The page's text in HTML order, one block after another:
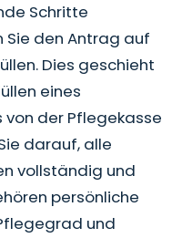
Schritte
Sie den Antrag auf
Dies geschieht
eines
von der Pflegekasse
darauf, alle
vollständig und
persönliche
und